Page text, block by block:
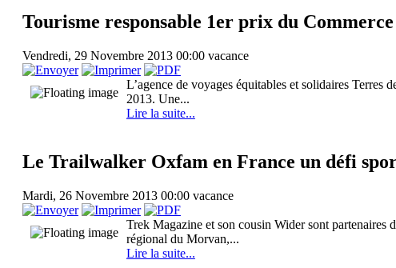
Tourisme responsable 1er prix du
Vendredi, 29 Novembre 2013 00:00 vacance
L’agence de voyages équitables et solidaires Terres
2013. Une...
Lire la suite...
Le Trailwalker Oxfam en France un défi
Mardi, 26 Novembre 2013 00:00 vacance
Trek Magazine et son cousin Wider sont partenaires
régional du Morvan,...
Lire la suite...